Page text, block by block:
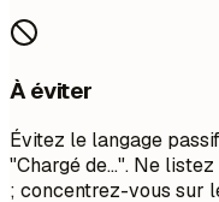
À éviter
Évitez le langage
"Chargé de...". Ne
; concentrez-vous sur